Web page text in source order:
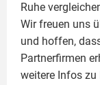
Ruhe
Wir freuen uns
und hoffen,
Partnerfirmen
weitere Infos zu